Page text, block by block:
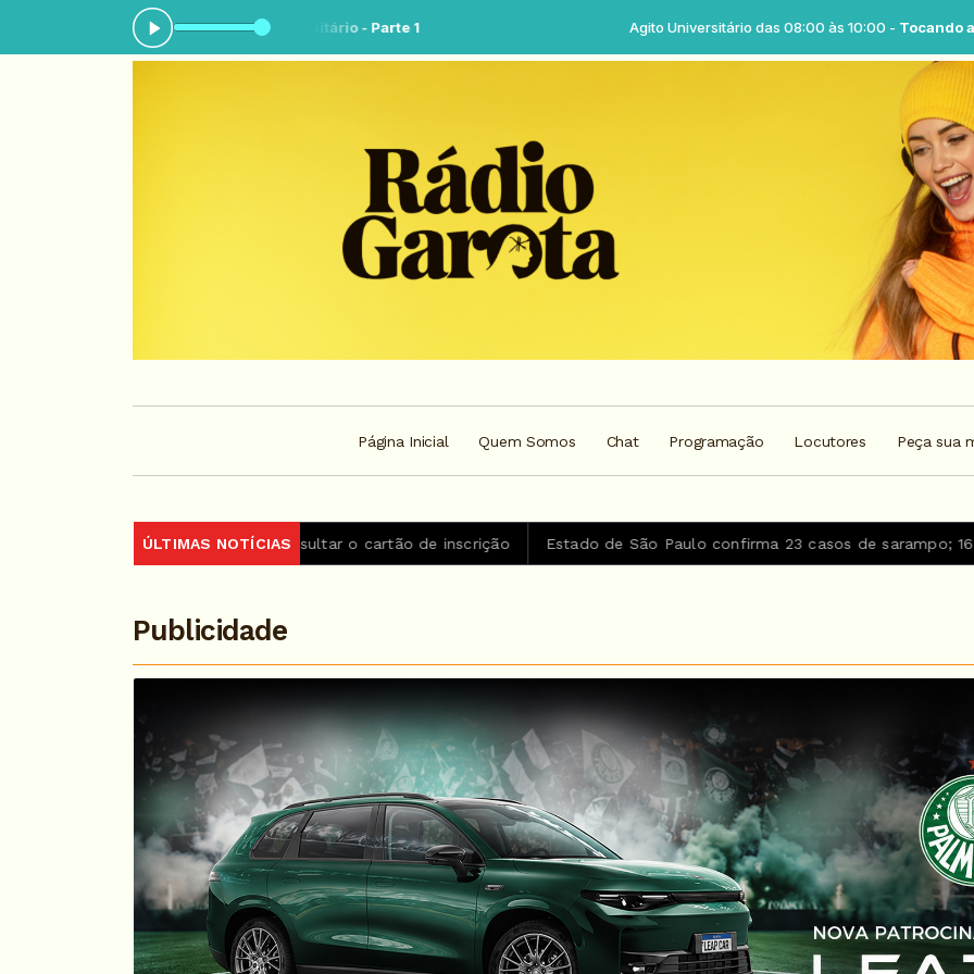
agora: Agito universitário - Parte 1 Agito Universitário das 08:00 às 10:00 -Tocando agora: Agito
Página Inicial Quem Somos Chat Programação Locutores Peça sua
ÚLTIMAS NOTÍCIAS
2026 podem consultar o cartão de inscrição Estado de São Paulo confirma 23 casos de sarampo; 16 não se vacinaram
Publicidade